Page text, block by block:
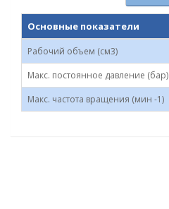
Основные показатели
Рабочий объем (см3)
Макс. постоянное давление (бар)
Макс. частота вращения (мин -1)